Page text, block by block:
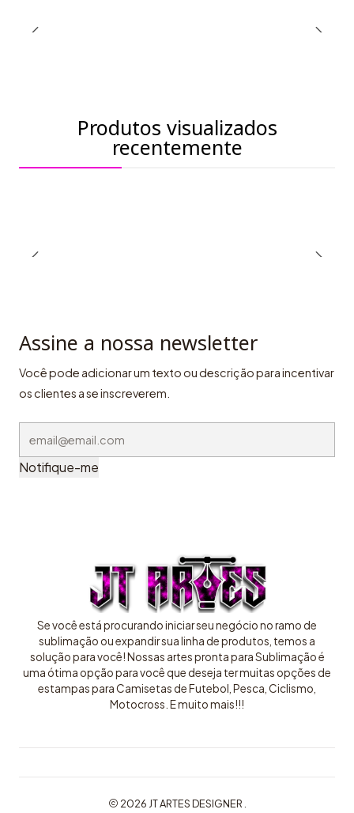
Produtos visualizados
recentemente
Assine a nossa newsletter
Você pode adicionar um texto ou descrição para incentivar
os clientes a se inscreverem.
Notifique-me
Se você está procurando iniciar seu negócio no ramo de
sublimação ou expandir sua linha de produtos, temos a
solução para você! Nossas artes pronta para Sublimação é
uma ótima opção para você que deseja ter muitas opções de
estampas para Camisetas de Futebol, Pesca, Ciclismo,
Motocross. E muito mais!!!
2026 JT ARTES DESIGNER .